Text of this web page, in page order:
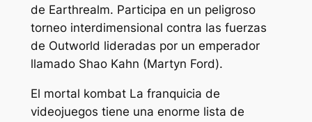
de Earthrealm. Participa en un peligroso
torneo interdimensional contra las fuerzas
de Outworld lideradas por un emperador
llamado Shao Kahn (Martyn Ford).
El mortal kombatLa franquicia de
videojuegos tiene una enorme lista de